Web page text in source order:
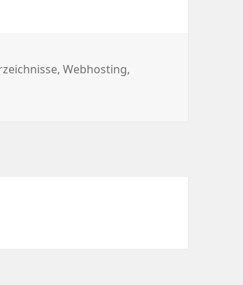
,Webhosting,